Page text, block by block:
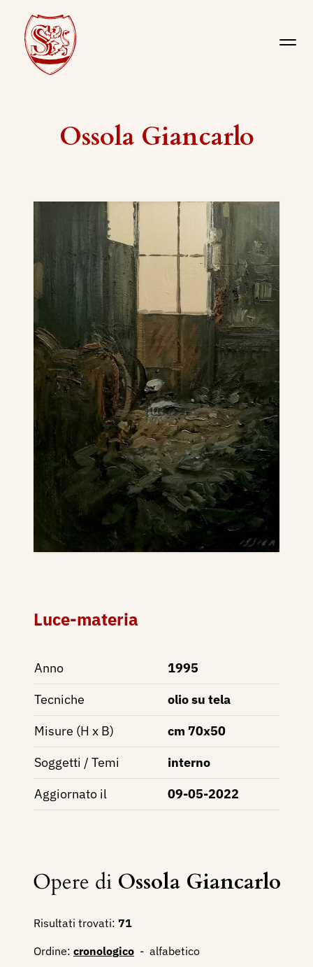
Ossola Giancarlo
Luce-materia
Anno
1995
Tecniche
olio su tela
Misure (H x B)
cm 70x50
Soggetti / Temi
interno
Aggiornato il
09-05-2022
Opere di Ossola Giancarlo
Risultati trovati: 71
Ordine: cronologico - alfabetico